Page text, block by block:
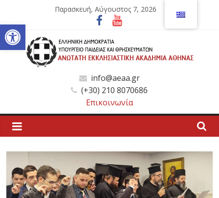
Ανοίξτε τη γραμμή εργαλείων
περιεχόμενο
Παρασκευή, Αύγουστος 7, 2026
Ανώτατη
Εκκλησιαστική
Ακαδημία
Αθηνών
Ανώτατη
Εκκλησιαστική
info@aeaa.gr
(+30) 210 8070686
Επικοινωνία